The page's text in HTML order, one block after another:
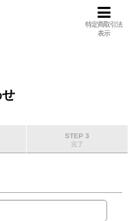
特定商取引法
表示
STEP 3
完了